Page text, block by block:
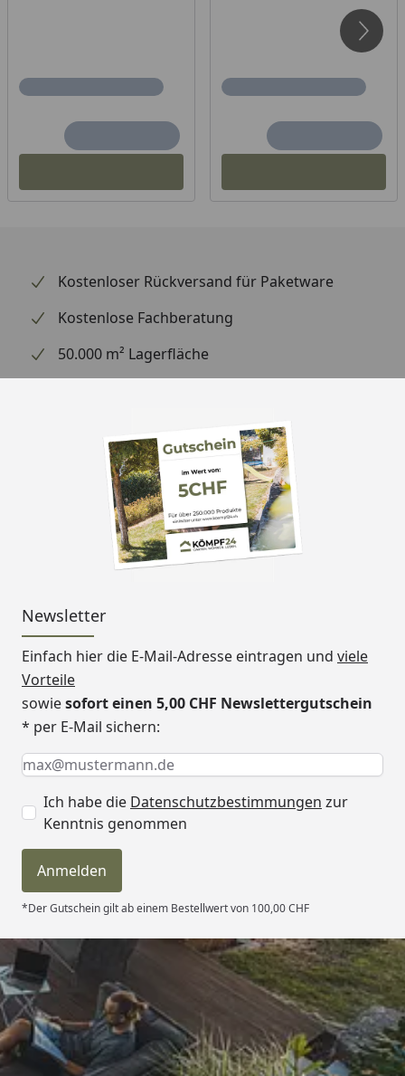
Kostenloser Rückversand für Paketware
Kostenlose Fachberatung
50.000 m² Lagerfläche
Newsletter
Einfach hier die E-Mail-Adresse eintragen und viele
Vorteile
sowiesofort einen 5,00 CHF Newslettergutschein
* per E-Mail sichern:
Keine Eingabe erforderlich
Eingabe erforderlich
E-Mail *
Ich habe die Datenschutzbestimmungen zur
Kenntnis genommen
Anmelden
*Der Gutschein gilt ab einem Bestellwert von 100,00 CHF
Trusted Shops
4,81/ 5